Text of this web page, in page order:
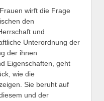
wirft die Frage
den
und
Unterordnung der
der ihnen
Eigenschaften, geht
wie die
Sie beruht auf
und der